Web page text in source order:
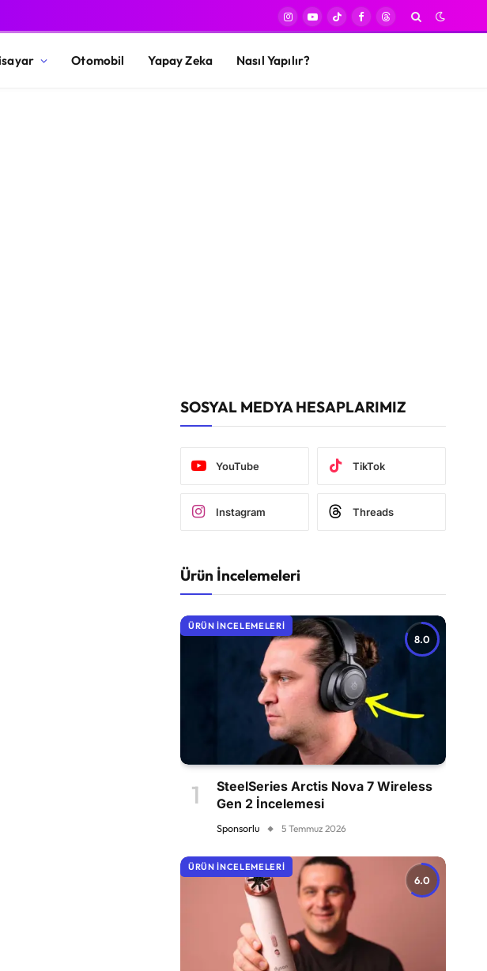
Instagram
YouTube
TikTokFacebook
Threads
Otomobil Yapay Zeka Nasıl Yapılır?
SOSYAL MEDYA HESAPLARIMIZ
YouTube TikTok
Instagram Threads
Ürün İncelemeleri
8.0
ÜRÜN İNCELEMELERI
SteelSeries Arctis Nova 7 Wireless
Gen 2 İncelemesi
Sponsorlu 5 Temmuz 2026
6.0
ÜRÜN İNCELEMELERI